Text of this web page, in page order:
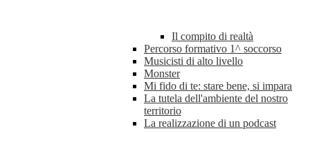
Il compito di realtà
Percorso formativo 1^ soccorso
Musicisti di alto livello
Monster
Mi fido di te: stare bene, si impara
La tutela dell'ambiente del nostro
territorio
La realizzazione di un podcast